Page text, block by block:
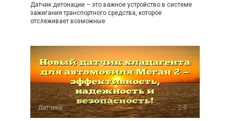
Датчик детонации – это важное устройство в системе
зажигания транспортного средства, которое
отслеживает возможные
Датчики 0